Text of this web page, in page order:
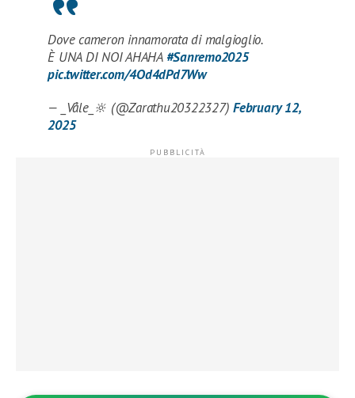
Dove cameron innamorata di malgioglio.
È UNA DI NOI AHAHA #Sanremo2025
pic.twitter.com/4Od4dPd7Ww
— _Våle_🔆 (@Zarathu20322327)February 12,
2025